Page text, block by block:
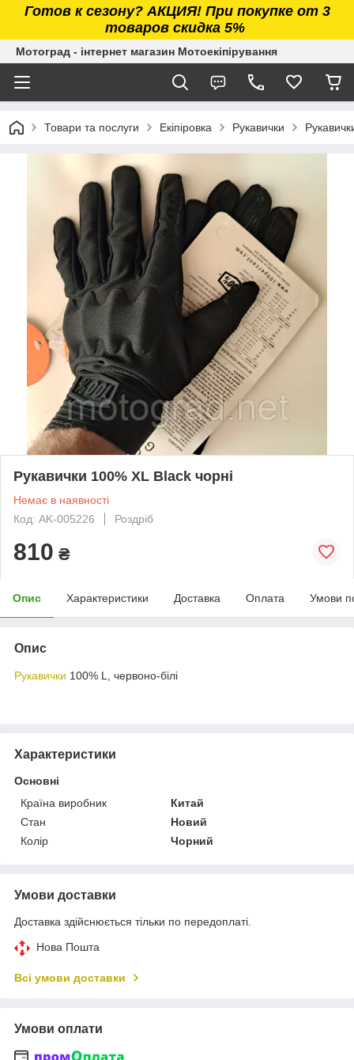
Готов к сезону? АКЦИЯ! При покупке от 3
товаров скидка 5%
Мотоград - інтернет магазин Мотоекіпірування
Товари та послуги Екіпіровка Рукавички
Рукавички 100% XL Black чорні
Немає в наявності
Код: AK-005226
Роздріб
810 ₴
Опис Характеристики Доставка Оплата Умови
Опис
Рукавички 100% L, червоно-білі
Характеристики
Основні
Країна виробник
Китай
Стан
Новий
Колір
Чорний
Умови доставки
Доставка здійснюється тільки по передоплаті.
Нова Пошта
Всі умови доставки
Умови оплати